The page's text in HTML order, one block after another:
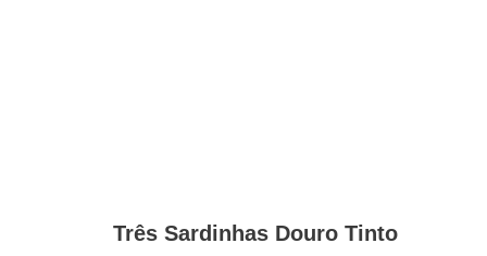
Três Sardinhas Douro Tinto